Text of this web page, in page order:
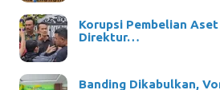
Korupsi Pembelian
Direktur…
Banding Dikabulkan,